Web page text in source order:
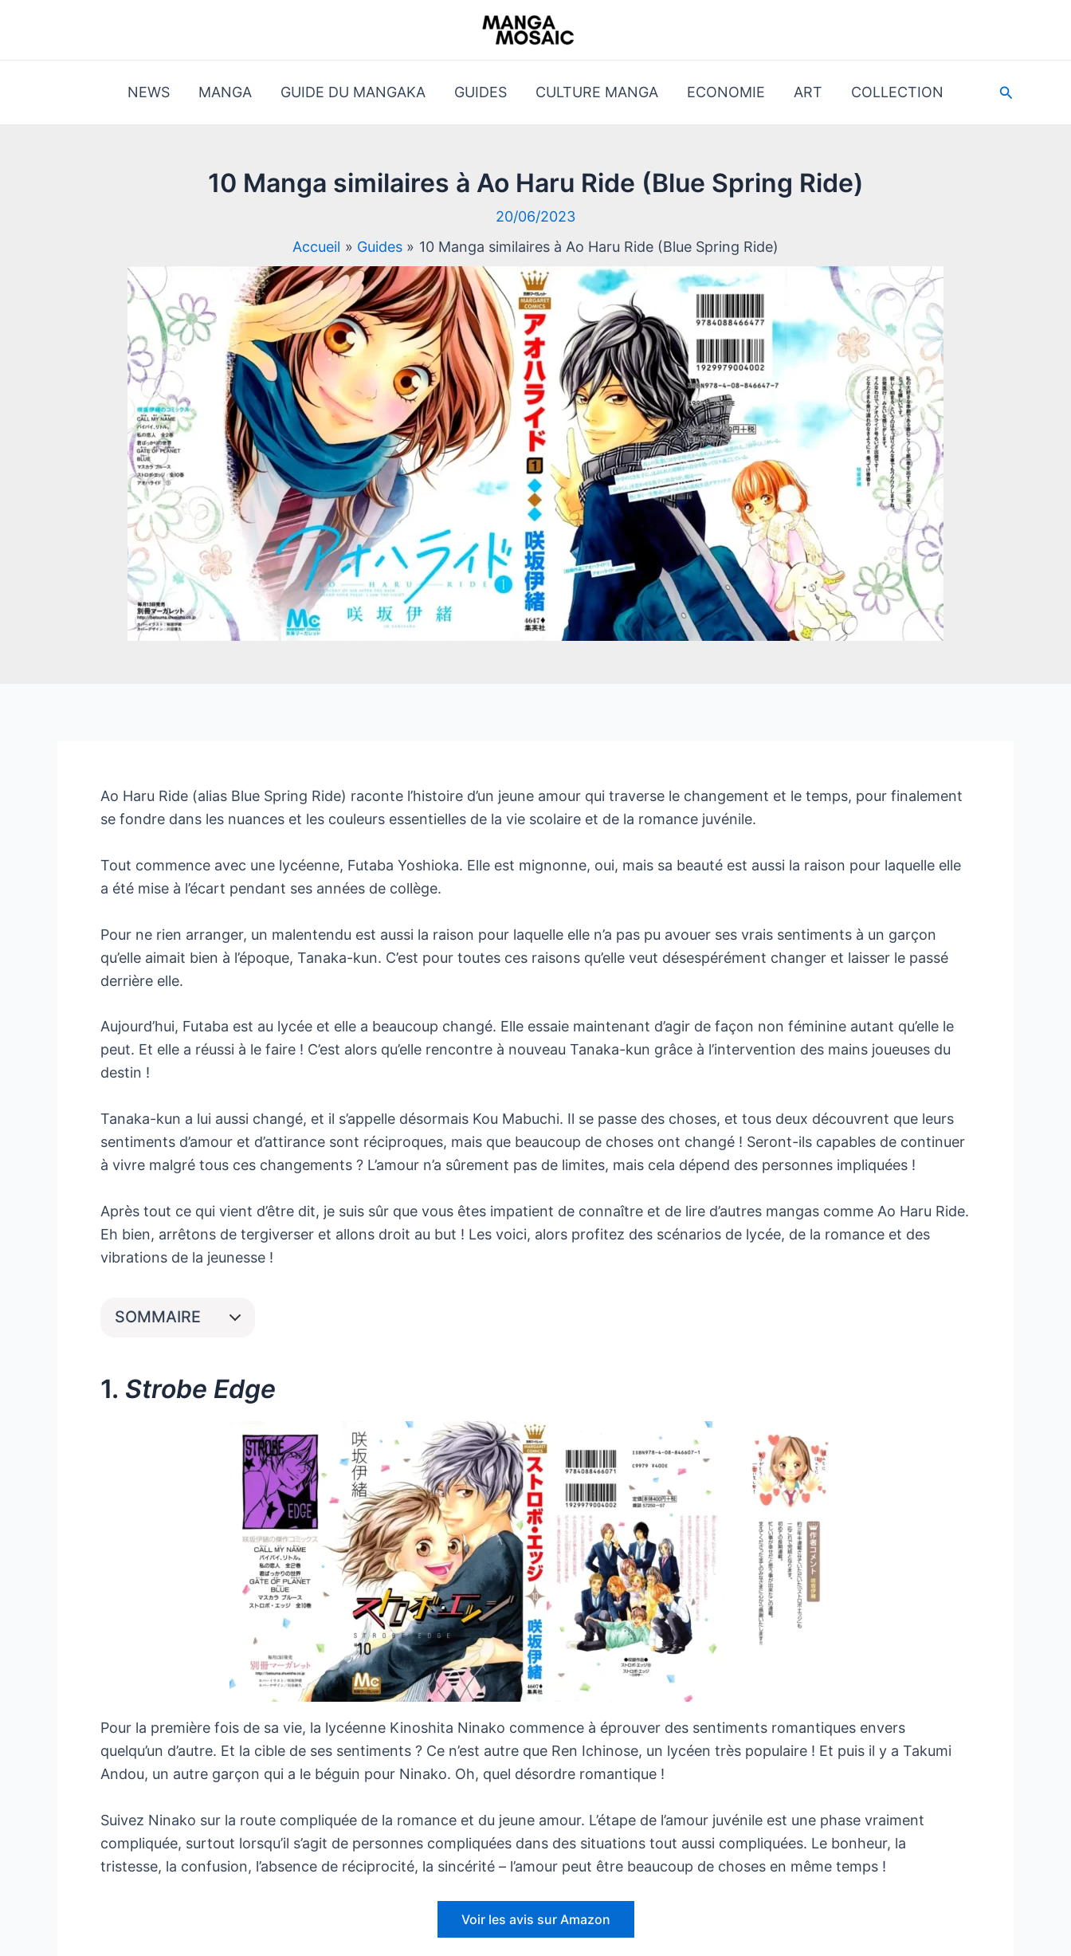
NEWS MANGA GUIDE DU MANGAKA GUIDES CULTURE MANGA ECONOMIE ART COLLECTION
10 Manga similaires à Ao Haru Ride (Blue Spring Ride)
20/06/2023
Accueil
Guides 10 Manga similaires à Ao Haru Ride (Blue Spring Ride)
Ao Haru Ride (alias Blue Spring Ride) raconte l’histoire d’un jeune amour qui traverse le changement et le temps, pour finalement
se fondre dans les nuances et les couleurs essentielles de la vie scolaire et de la romance juvénile.
Tout commence avec une lycéenne, Futaba Yoshioka. Elle est mignonne, oui, mais sa beauté est aussi la raison pour laquelle elle
a été mise à l’écart pendant ses années de collège.
Pour ne rien arranger, un malentendu est aussi la raison pour laquelle elle n’a pas pu avouer ses vrais sentiments à un garçon
qu’elle aimait bien à l’époque, Tanaka-kun. C’est pour toutes ces raisons qu’elle veut désespérément changer et laisser le passé
derrière elle.
Aujourd’hui, Futaba est au lycée et elle a beaucoup changé. Elle essaie maintenant d’agir de façon non féminine autant qu’elle le
peut. Et elle a réussi à le faire ! C’est alors qu’elle rencontre à nouveau Tanaka-kun grâce à l’intervention des mains joueuses du
destin !
Tanaka-kun a lui aussi changé, et il s’appelle désormais Kou Mabuchi. Il se passe des choses, et tous deux découvrent que leurs
sentiments d’amour et d’attirance sont réciproques, mais que beaucoup de choses ont changé ! Seront-ils capables de continuer
à vivre malgré tous ces changements ? L’amour n’a sûrement pas de limites, mais cela dépend des personnes impliquées !
Après tout ce qui vient d’être dit, je suis sûr que vous êtes impatient de connaître et de lire d’autres mangas comme Ao Haru Ride.
Eh bien, arrêtons de tergiverser et allons droit au but ! Les voici, alors profitez des scénarios de lycée, de la romance et des
vibrations de la jeunesse !
SOMMAIRE
1. Strobe Edge
Pour la première fois de sa vie, la lycéenne Kinoshita Ninako commence à éprouver des sentiments romantiques envers
quelqu’un d’autre. Et la cible de ses sentiments ? Ce n’est autre que Ren Ichinose, un lycéen très populaire ! Et puis il y a Takumi
Andou, un autre garçon qui a le béguin pour Ninako. Oh, quel désordre romantique !
Suivez Ninako sur la route compliquée de la romance et du jeune amour. L’étape de l’amour juvénile est une phase vraiment
compliquée, surtout lorsqu’il s’agit de personnes compliquées dans des situations tout aussi compliquées. Le bonheur, la
tristesse, la confusion, l’absence de réciprocité, la sincérité – l’amour peut être beaucoup de choses en même temps !
Voir les avis sur Amazon